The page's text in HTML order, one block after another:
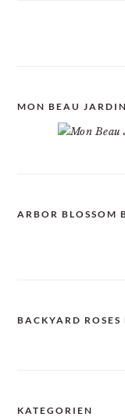
MON BEAU
ARBOR BLOSSOM
BACKYARD ROSES
KATEGORIEN